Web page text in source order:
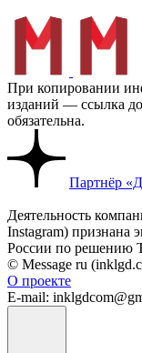
При копировании
изданий — ссылка
обязательна.
Партнёр
Деятельность
Instagram) признана
России по решению
© Message ru
О проекте
E-mail: